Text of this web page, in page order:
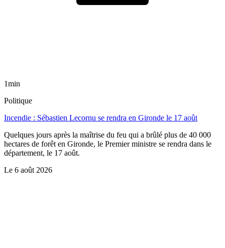
1min
Politique
Incendie : Sébastien Lecornu se rendra en Gironde le 17 août
Quelques jours après la maîtrise du feu qui a brûlé plus de 40 000
hectares de forêt en Gironde, le Premier ministre se rendra dans le
département, le 17 août.
Le 6 août 2026